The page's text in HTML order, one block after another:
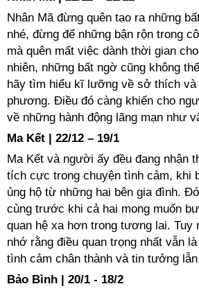
Nhân Mã đừng quên tạo ra những
nhé, đừng để những bận rộn trong
mà quên mất việc dành thời gian
nhiên, những bất ngờ cũng không
hãy tìm hiểu kĩ lưỡng về sở thích và
phương. Điều đó càng khiến cho
về những hành động lãng mạn như
Ma Kết | 22/12 – 19/1
Ma Kết và người ấy đều đang nhận
tích cực trong chuyện tình cảm, khi
ủng hộ từ những hai bên gia đình.
cùng trước khi cả hai mong muốn
quan hệ xa hơn trong tương lai. Tuy
nhớ rằng điều quan trọng nhất vẫn
tình cảm chân thành và tin tưởng lẫn
Bảo Bình | 20/1 - 18/2